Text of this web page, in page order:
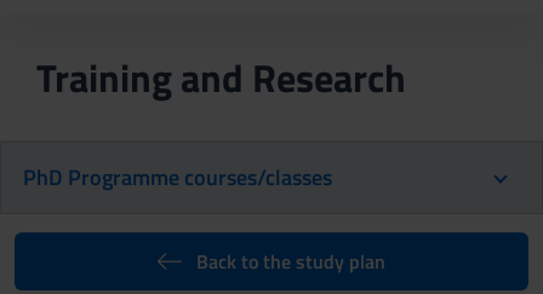
Training and Research
PhD Programme courses/classes
Back to the study plan